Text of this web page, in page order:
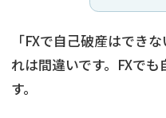
「FXで自己破産はでき
れは間違いです。FXで
す。